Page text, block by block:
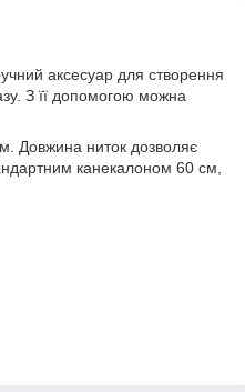
аксесуар для створення
З її допомогою можна
Довжина ниток дозволяє
канекалоном 60 см,